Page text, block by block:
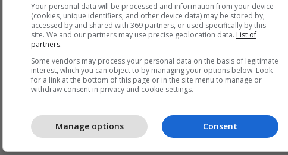
Your personal data will be processed and information from your device
(cookies, unique identifiers, and other device data) may be stored by,
accessed by and shared with 369 partners, or used specifically by this
site. We and our partners may use precise geolocation data. List of
partners.
Some vendors may process your personal data on the basis of legitimate
interest, which you can object to by managing your options below. Look
for a link at the bottom of this page or in the site menu to manage or
withdraw consent in privacy and cookie settings.
Consent
Manage options